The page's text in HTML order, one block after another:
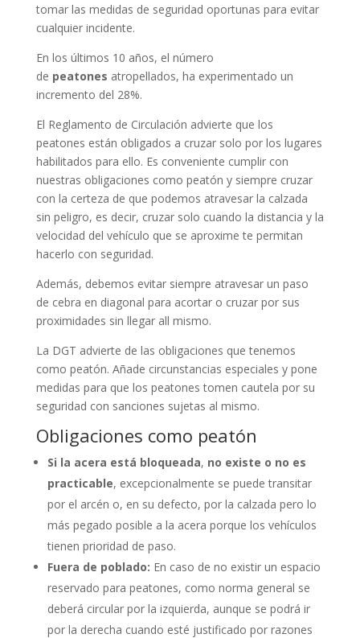
tomar las medidas de seguridad oportunas para evitar
cualquier incidente.
En los últimos 10 años, el número
de peatones atropellados, ha experimentado un
incremento del 28%.
El Reglamento de Circulación advierte que los
peatones están obligados a cruzar solo por los lugares
habilitados para ello. Es conveniente cumplir con
nuestras obligaciones como peatón y siempre cruzar
con la certeza de que podemos atravesar la calzada
sin peligro, es decir, cruzar solo cuando la distancia y la
velocidad del vehículo que se aproxime te permitan
hacerlo con seguridad.
Además, debemos evitar siempre atravesar un paso
de cebra en diagonal para acortar o cruzar por sus
proximidades sin llegar all mismo.
La DGT advierte de las obligaciones que tenemos
como peatón. Añade circunstancias especiales y pone
medidas para que los peatones tomen cautela por su
seguridad con sanciones sujetas al mismo.
Obligaciones como peatón
Si la acera está bloqueada, no existe o no es
practicable, excepcionalmente se puede transitar
por el arcén o, en su defecto, por la calzada pero lo
más pegado posible a la acera porque los vehículos
tienen prioridad de paso.
Fuera de poblado: En caso de no existir un espacio
reservado para peatones, como norma general se
deberá circular por la izquierda, aunque se podrá ir
por la derecha cuando esté justificado por razones